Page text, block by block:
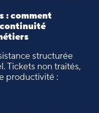
: comment
structurée
Tickets non traités,
productivité :